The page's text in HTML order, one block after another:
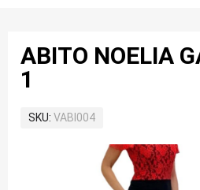
ABITO NOELIA
1
SKU VABI004